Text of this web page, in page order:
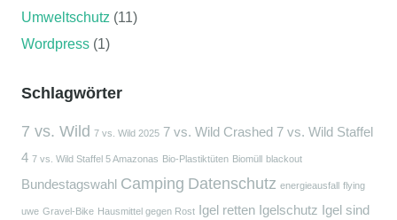
Umweltschutz (11)
Wordpress (1)
Schlagwörter
7 vs. Wild 7 vs. Wild 2025 7 vs. Wild Crashed 7 vs. Wild Staffel
4 7 vs. Wild Staffel 5 Amazonas Bio-Plastiktüten Biomüll blackout
Bundestagswahl Camping Datenschutz energieausfall flying
uwe Gravel-Bike Hausmittel gegen Rost Igel retten Igelschutz Igel sind